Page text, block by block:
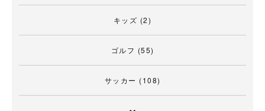
キッズ (2)
ゴルフ (55)
サッカー (108)